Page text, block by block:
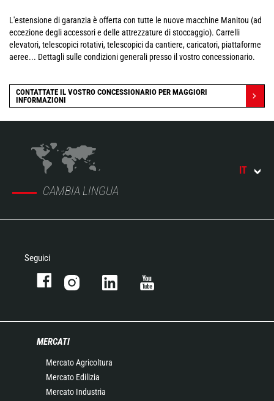
L'estensione di garanzia è offerta con tutte le nuove macchine Manitou (ad
eccezione degli accessori e delle attrezzature di stoccaggio). Carrelli
elevatori, telescopici rotativi, telescopici da cantiere, caricatori, piattaforme
aeree... Dettagli sulle condizioni generali presso il vostro concessionario.
CONTATTATE IL VOSTRO CONCESSIONARIO PER MAGGIORI
INFORMAZIONI
CAMBIA LINGUA
IT
Seguici
MERCATI
Mercato Agricoltura
Mercato Edilizia
Mercato Industria